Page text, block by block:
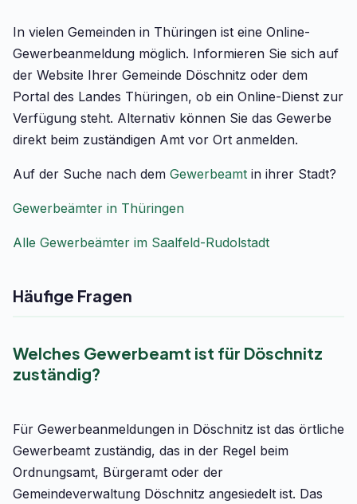
In vielen Gemeinden in Thüringen ist eine Online-
Gewerbeanmeldung möglich. Informieren Sie sich auf
der Website Ihrer Gemeinde Döschnitz oder dem
Portal des Landes Thüringen, ob ein Online-Dienst zur
Verfügung steht. Alternativ können Sie das Gewerbe
direkt beim zuständigen Amt vor Ort anmelden.
Auf der Suche nach dem Gewerbeamt in ihrer Stadt?
Gewerbeämter in Thüringen
Alle Gewerbeämter im Saalfeld-Rudolstadt
Häufige Fragen
Welches Gewerbeamt ist für Döschnitz
zuständig?
Für Gewerbeanmeldungen in Döschnitz ist das örtliche
Gewerbeamt zuständig, das in der Regel beim
Ordnungsamt, Bürgeramt oder der
Gemeindeverwaltung Döschnitz angesiedelt ist. Das